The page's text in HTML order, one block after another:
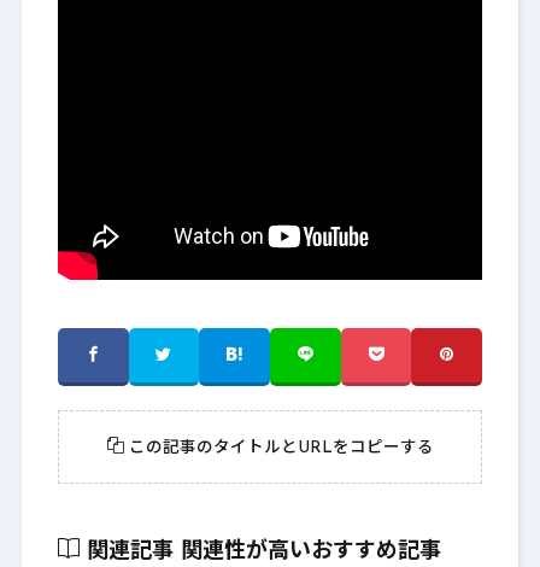
この記事のタイトルとURLをコピーする
関連記事 関連性が高いおすすめ記事